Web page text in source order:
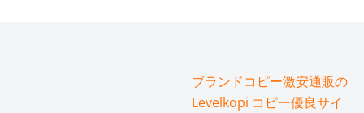
ブランドコピー激安通販の
Levelkopi コピー優良サイ